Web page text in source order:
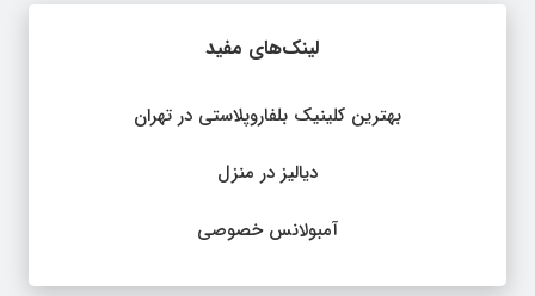
لینک‌های مفید
بهترین کلینیک بلفاروپلاستی در تهران
دیالیز در منزل
آمبولانس خصوصی